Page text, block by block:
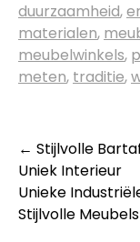
duurzaamheid,
materialen,
meubelwinkels,
meten, traditie,
← Stijlvolle
Uniek Interieur
Unieke
Stijlvolle